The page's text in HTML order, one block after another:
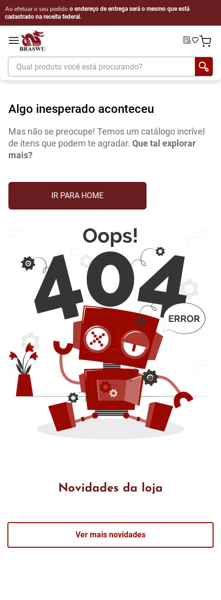
Ao efetuar o seu pedido o endereço de entrega será o mesmo que está
cadastrado na receita federal.
Qual produto você está procurando?
Algo inesperado aconteceu
Mas não se preocupe! Temos um catálogo incrível
de itens que podem te agradar. Que tal explorar
mais?
IR PARA HOME
Novidades da loja
Ver mais novidades